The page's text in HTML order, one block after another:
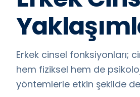
Erkek cinsel fonksiyonları;
hem fiziksel hem de
yöntemlerle etkin şekilde